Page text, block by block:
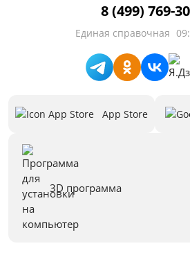
8 (499) 769-
Единая справочная
App Store
3D программа